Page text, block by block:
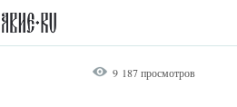
9 187 просмотров